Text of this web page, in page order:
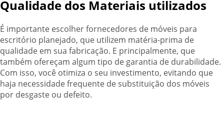
Qualidade dos Materiais utilizados
É importante escolher fornecedores de móveis para
escritório planejado, que utilizem matéria-prima de
qualidade em sua fabricação. E principalmente, que
também ofereçam algum tipo de garantia de durabilidade.
Com isso, você otimiza o seu investimento, evitando que
haja necessidade frequente de substituição dos móveis
por desgaste ou defeito.